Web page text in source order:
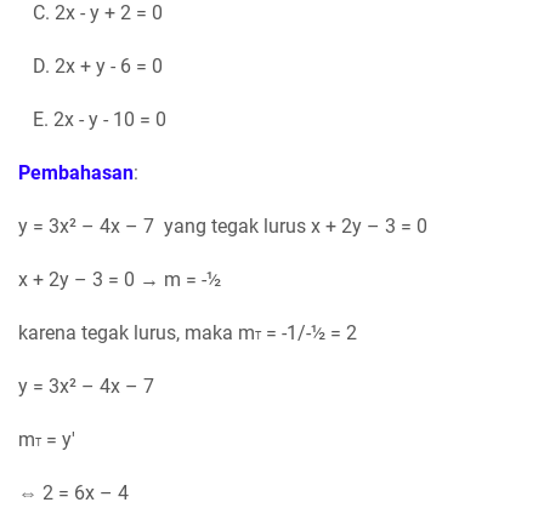
C. 2x - y + 2 = 0
D. 2x + y - 6 = 0
E. 2x - y - 10 = 0
Pembahasan:
y = 3x² – 4x – 7 yang tegak lurus x + 2y – 3 = 0
x + 2y – 3 = 0 → m = -½
karena tegak lurus, maka mT= -1/-½ = 2
y = 3x² – 4x – 7
mT= y'
⇔ 2 = 6x – 4